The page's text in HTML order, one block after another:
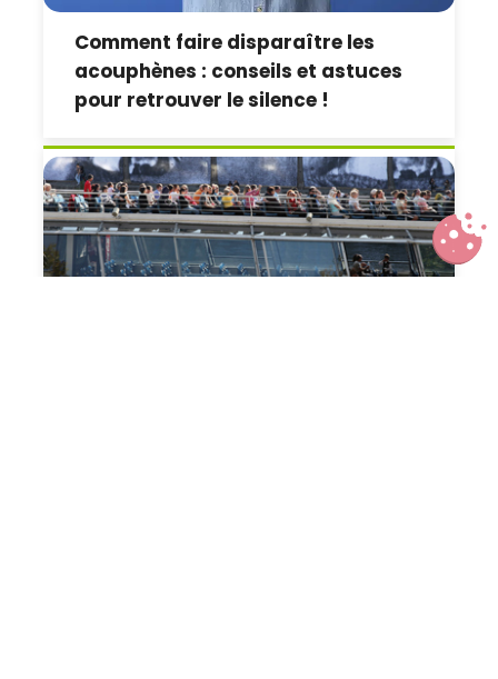
Comment faire disparaître les
acouphènes : conseils et astuces
pour retrouver le silence !